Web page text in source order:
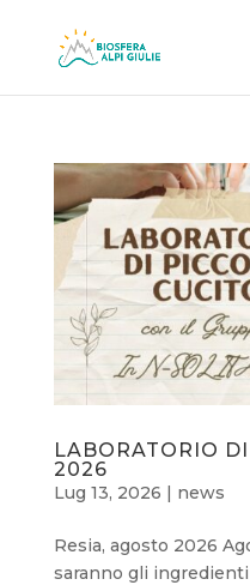
LABORATORIO
2026
Lug 13, 2026 | news
Resia, agosto 2026
saranno gli